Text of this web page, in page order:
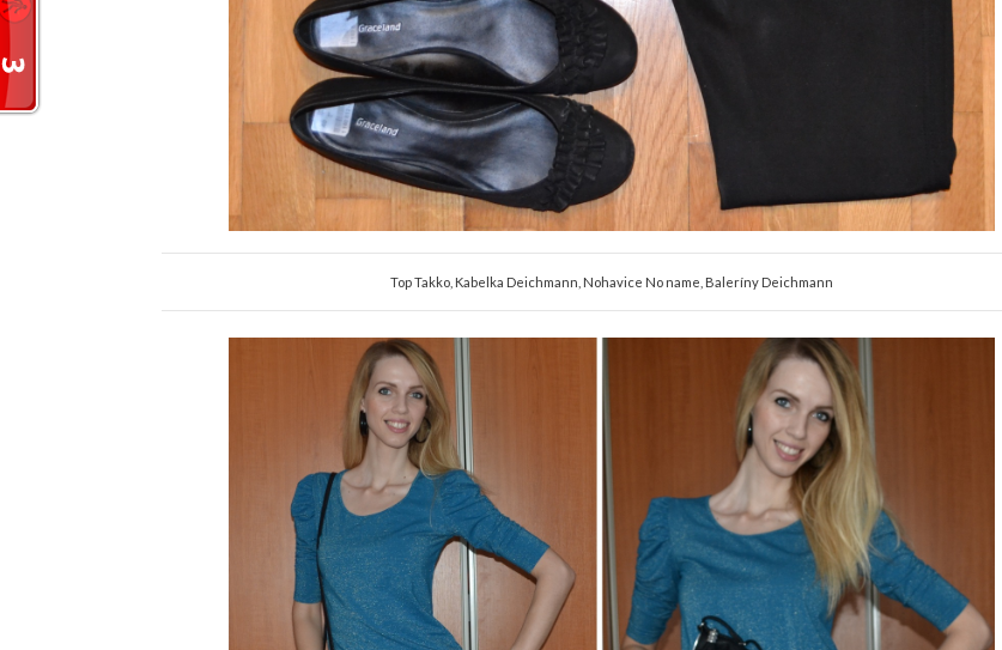
Top Takko, Kabelka Deichmann, Nohavice No name, Baleríny Deichmann